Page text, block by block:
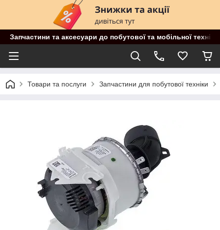
Запчастини та аксесуари до побутової та мобільної
Товари та послуги Запчастини для побутової техніки